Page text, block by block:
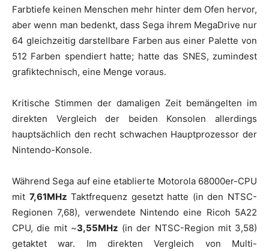
Farbtiefe keinen Menschen mehr hinter dem Ofen hervor,
aber wenn man bedenkt, dass Sega ihrem MegaDrive nur
64 gleichzeitig darstellbare Farben aus einer Palette von
512 Farben spendiert hatte; hatte das SNES, zumindest
grafiktechnisch, eine Menge voraus.
Kritische Stimmen der damaligen Zeit bemängelten im
direkten Vergleich der beiden Konsolen allerdings
hauptsächlich den recht schwachen Hauptprozessor der
Nintendo-Konsole.
Während Sega auf eine etablierte Motorola 68000er-CPU
mit 7,61MHz Taktfrequenz gesetzt hatte (in den NTSC-
Regionen 7,68), verwendete Nintendo eine Ricoh 5A22
CPU, die mit ~3,55MHz (in der NTSC-Region mit 3,58)
getaktet war. Im direkten Vergleich von Multi-